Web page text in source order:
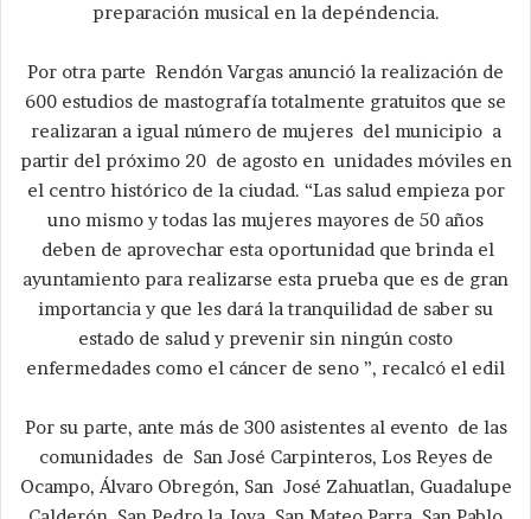
preparación musical en la depéndencia.
Por otra parte Rendón Vargas anunció la realización de
600 estudios de mastografía totalmente gratuitos que se
realizaran a igual número de mujeres del municipio a
partir del próximo 20 de agosto en unidades móviles en
el centro histórico de la ciudad. “Las salud empieza por
uno mismo y todas las mujeres mayores de 50 años
deben de aprovechar esta oportunidad que brinda el
ayuntamiento para realizarse esta prueba que es de gran
importancia y que les dará la tranquilidad de saber su
estado de salud y prevenir sin ningún costo
enfermedades como el cáncer de seno ”, recalcó el edil
Por su parte, ante más de 300 asistentes al evento de las
comunidades de San José Carpinteros, Los Reyes de
Ocampo, Álvaro Obregón, San José Zahuatlan, Guadalupe